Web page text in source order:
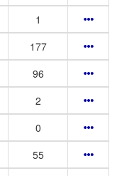
1
177
96
2
0
55